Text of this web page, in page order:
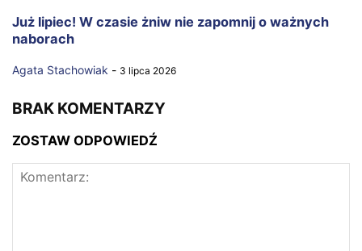
Już lipiec! W czasie żniw nie zapomnij o ważnych
naborach
Agata Stachowiak - 3 lipca 2026
BRAK KOMENTARZY
ZOSTAW ODPOWIEDŹ